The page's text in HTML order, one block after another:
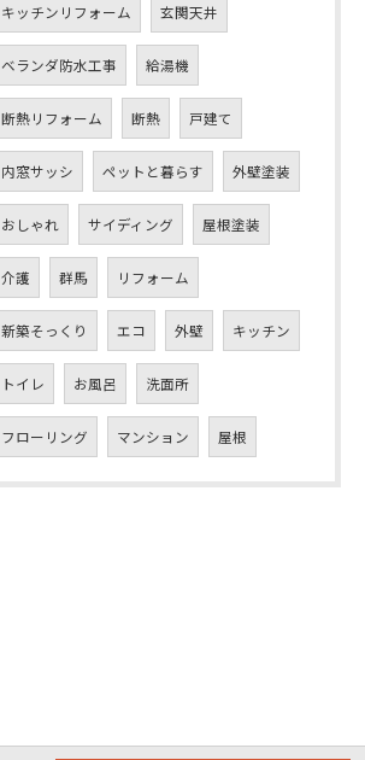
キッチンリフォーム 玄関天井
ベランダ防水工事 給湯機
断熱リフォーム 断熱 戸建て
内窓サッシ ペットと暮らす 外壁塗装
おしゃれ サイディング 屋根塗装
介護 群馬 リフォーム
新築そっくり エコ 外壁 キッチン
トイレ お風呂 洗面所
フローリング マンション 屋根